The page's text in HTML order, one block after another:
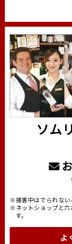
ソム
※接客中はでられない
※ネットショップと六
す。
よ